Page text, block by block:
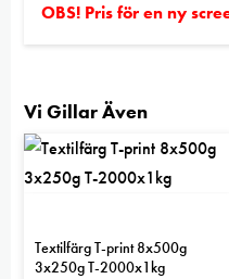
OBS! Pris för en ny
Vi Gillar Även
Textilfärg T-print 8x500g
3x250g T-2000x1kg